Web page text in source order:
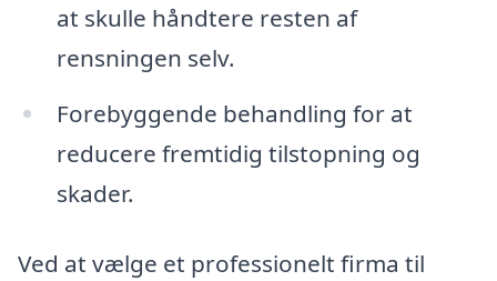
at skulle håndtere resten af
rensningen selv.
Forebyggende behandling for at
reducere fremtidig tilstopning og
skader.
Ved at vælge et professionelt firma til